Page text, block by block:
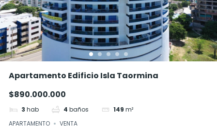
Apartamento Edificio Isla Taormina
$890.000.000
3 hab 4 baños 149 m²
APARTAMENTO
VENTA